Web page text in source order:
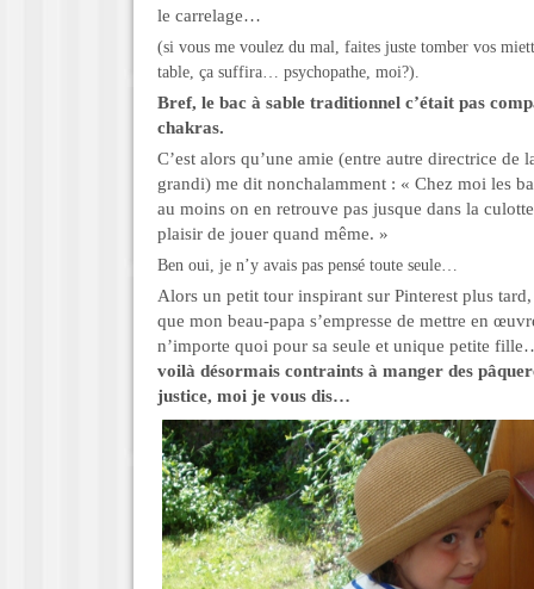
le carrelage…
(si vous me voulez du mal, faites juste tomber vos
table, ça suffira… psychopathe, moi?).
Bref, le bac à sable traditionnel c’était pas
chakras.
C’est alors qu’une amie (entre autre directrice de
grandi) me dit nonchalamment : « Chez moi les
au moins on en retrouve pas jusque dans la
plaisir de jouer quand même. »
Ben oui, je n’y avais pas pensé toute seule…
Alors un petit tour inspirant sur Pinterest plus
que mon beau-papa s’empresse de mettre en
n’importe quoi pour sa seule et unique petite
voilà désormais contraints à manger des
justice, moi je vous dis…